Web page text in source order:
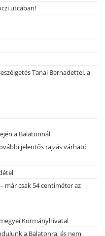
utcában!
Tanai Bernadettel, a
a Balatonnál
jelentős rajzás várható
már csak 54 centiméter az
Kormányhivatal
a Balatonra, és nem